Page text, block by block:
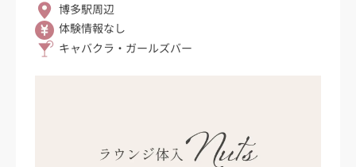
博多駅周辺
体験情報なし
キャバクラ・ガールズバー